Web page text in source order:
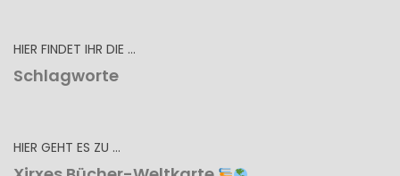
HIER FINDET IHR DIE …
Schlagworte
HIER GEHT ES ZU …